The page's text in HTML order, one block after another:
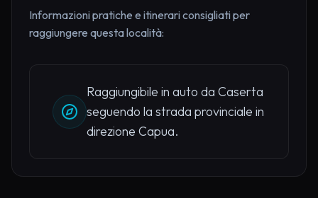
Informazioni pratiche e itinerari consigliati per
raggiungere questa località:
Raggiungibile in auto da Caserta
seguendo la strada provinciale in
direzione Capua.